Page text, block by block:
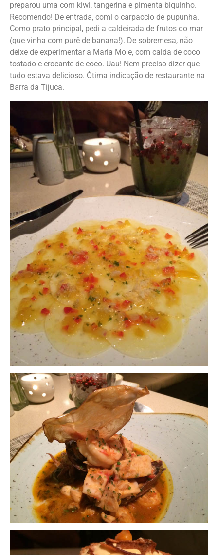
preparou uma com kiwi, tangerina e pimenta biquinho.
Recomendo! De entrada, comi o carpaccio de pupunha.
Como prato principal, pedi a caldeirada de frutos do mar
(que vinha com purê de banana!). De sobremesa, não
deixe de experimentar a Maria Mole, com calda de coco
tostado e crocante de coco. Uau! Nem preciso dizer que
tudo estava delicioso. Ótima indicação de restaurante na
Barra da Tijuca.